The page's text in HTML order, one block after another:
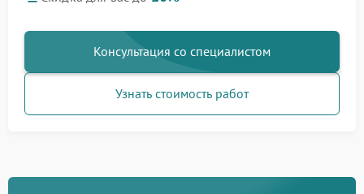
Консультация со специалистом
Узнать стоимость работ